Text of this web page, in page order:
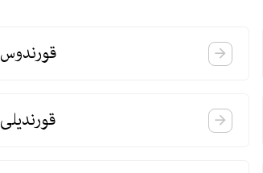
قورندوس
قورندیلی